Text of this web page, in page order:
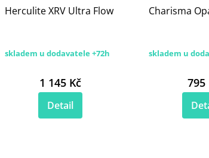
Herculite XRV Ultra Flow
skladem u dodavatele +72h
1 145 Kč
Detail
Charisma
skladem u
795